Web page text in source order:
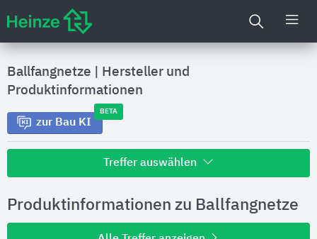
Ballfangnetze
Hersteller und
Produktinformationen
zur Bau KI
BETA
Treffer auswählen
Hersteller
Produktinformationen zu Ballfangnetze